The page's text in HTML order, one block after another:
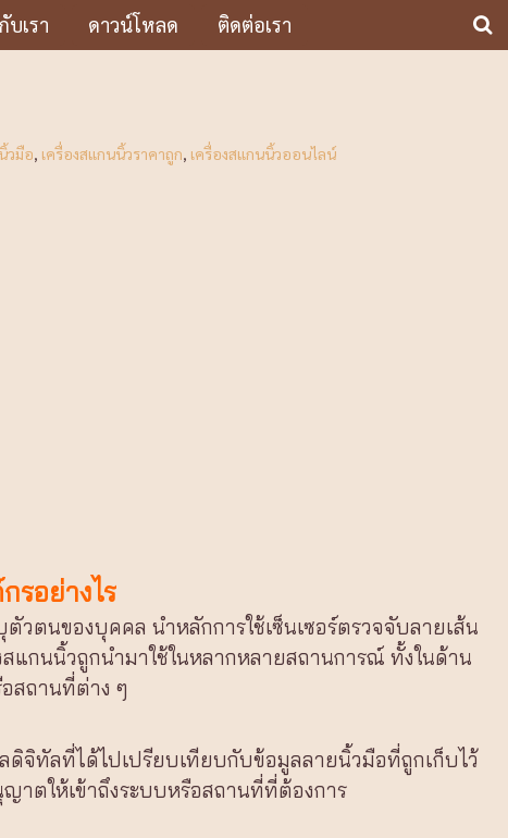
บเรา ดาวน์โหลด ติดต่อเรา
วมือ, เครื่องสแกนนิ้วราคาถูก, เครื่องสแกนนิ้วออนไลน์
รอย่างไร
วตนของบุคคล นำหลักการใช้เซ็นเซอร์ตรวจจับลายเส้น
แกนนิ้วถูกนำมาใช้ในหลากหลายสถานการณ์ ทั้งในด้าน
สถานที่ต่าง ๆ
จิทัลที่ได้ไปเปรียบเทียบกับข้อมูลลายนิ้วมือที่ถูกเก็บไว้
ตให้เข้าถึงระบบหรือสถานที่ที่ต้องการ